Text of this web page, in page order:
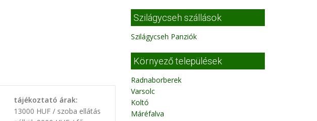
tájékoztató árak:
13000 HUF / szoba ellátás
Szilágycseh szállások
Szilágycseh Panziók
Környező települések
Radnaborberek
Varsolc
Koltó
Máréfalva